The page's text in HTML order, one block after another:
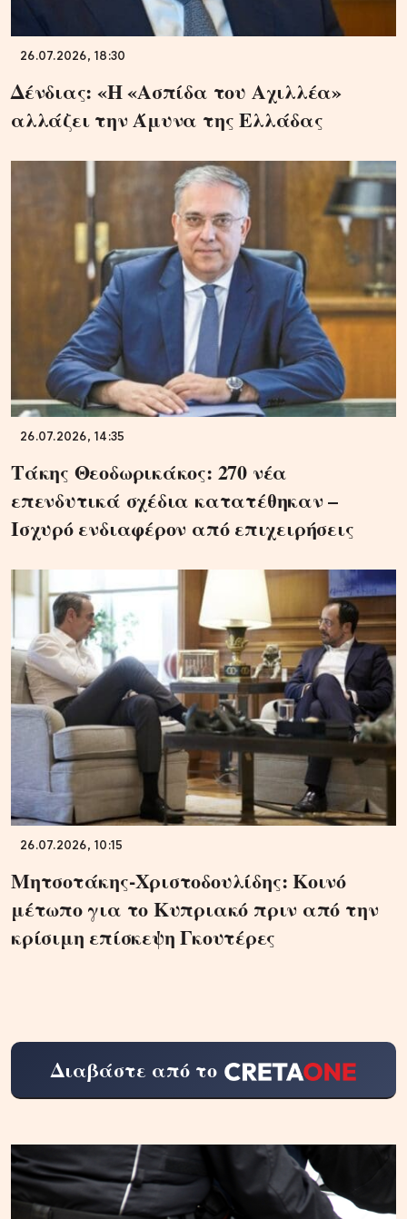
26.07.2026, 18:30
Δένδιας: «Η «Ασπίδα του Αχιλλέα»
αλλάζει την Άμυνα της Ελλάδας
26.07.2026, 14:35
Τάκης Θεοδωρικάκος: 270 νέα
επενδυτικά σχέδια κατατέθηκαν –
Ισχυρό ενδιαφέρον από επιχειρήσεις
26.07.2026, 10:15
Μητσοτάκης-Χριστοδουλίδης: Κοινό
μέτωπο για το Κυπριακό πριν από την
κρίσιμη επίσκεψη Γκουτέρες
Διαβάστε από το